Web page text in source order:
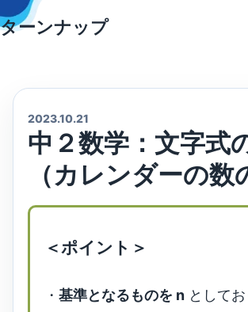
Skip
to
ターンナップ
2023.10.21
中２数学：文字式
（カレンダーの数
＜ポイント＞
・ 基準となるものを n としてお